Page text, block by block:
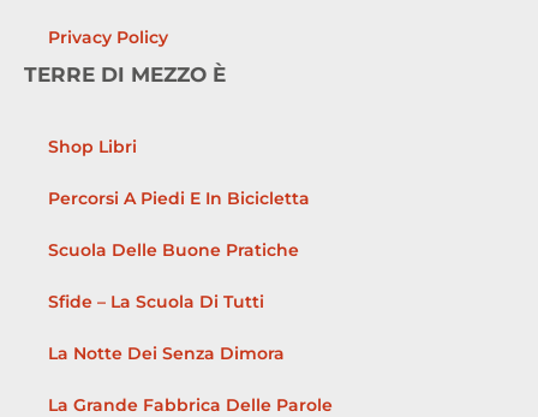
Privacy Policy
TERRE DI MEZZO È
Shop Libri
Percorsi A Piedi E In Bicicletta
Scuola Delle Buone Pratiche
Sfide – La Scuola Di Tutti
La Notte Dei Senza Dimora
La Grande Fabbrica Delle Parole